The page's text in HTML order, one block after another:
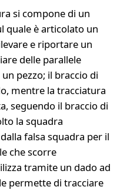
si compone di un
quale è articolato un
e riportare un
delle parallele
pezzo; il braccio di
mentre la tracciatura
seguendo il braccio di
la squadra
falsa squadra per il
che scorre
tramite un dado ad
permette di tracciare